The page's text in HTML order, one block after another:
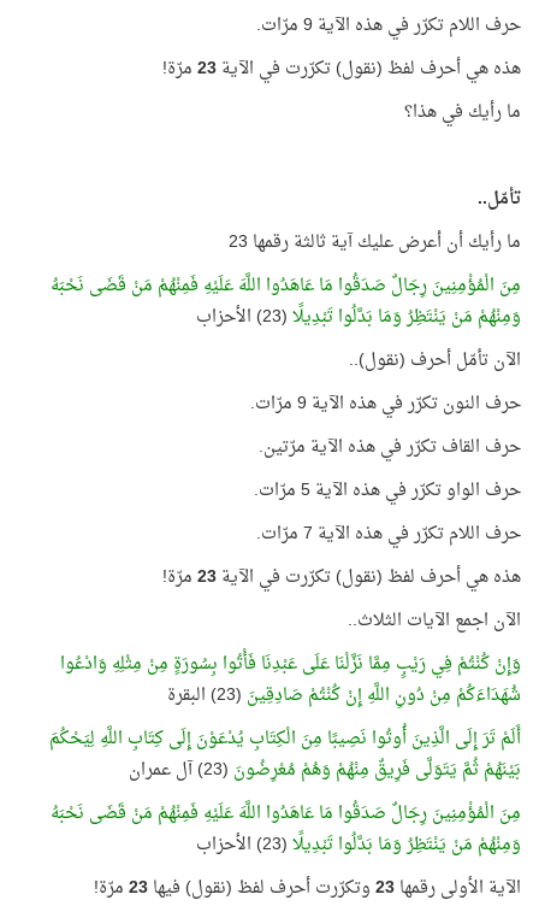
حرف اللام تكرّر في هذه الآية 9 مرّات.
هذه هي أحرف لفظ (نقول) تكرّرت في الآية23مرّة!
ما رأيك في هذا؟
تأمّل..
ما رأيك أن أعرض عليك آية ثالثة رقمها 23
مِنَ الْمُؤْمِنِينَ رِجَالٌ صَدَقُوا مَا عَاهَدُوا اللَّهَ عَلَيْهِ فَمِنْهُمْ مَنْ قَضَى نَحْبَهُ
وَمِنْهُمْ مَنْ يَنْتَظِرُ وَمَا بَدَّلُوا تَبْدِيلًا(23) الأحزاب
الآن تأمّل أحرف (نقول)..
حرف النون تكرّر في هذه الآية 9 مرّات.
حرف القاف تكرّر في هذه الآية مرّتين.
حرف الواو تكرّر في هذه الآية 5 مرّات.
حرف اللام تكرّر في هذه الآية 7 مرّات.
هذه هي أحرف لفظ (نقول) تكرّرت في الآية23مرّة!
الآن اجمع الآيات الثلاث..
وَإِنْ كُنْتُمْ فِي رَيْبٍ مِمَّا نَزَّلْنَا عَلَى عَبْدِنَا فَأْتُوا بِسُورَةٍ مِنْ مِثْلِهِ وَادْعُوا
شُهَدَاءَكُمْ مِنْ دُونِ اللَّهِ إِنْ كُنْتُمْ صَادِقِينَ (23) البقرة
أَلَمْ تَرَ إِلَى الَّذِينَ أُوتُوا نَصِيبًا مِنَ الْكِتَابِ يُدْعَوْنَ إِلَى كِتَابِ اللَّهِ لِيَحْكُمَ
بَيْنَهُمْ ثُمَّ يَتَوَلَّى فَرِيقٌ مِنْهُمْ وَهُمْ مُعْرِضُونَ (23) آل عمران
مِنَ الْمُؤْمِنِينَ رِجَالٌ صَدَقُوا مَا عَاهَدُوا اللَّهَ عَلَيْهِ فَمِنْهُمْ مَنْ قَضَى نَحْبَهُ
وَمِنْهُمْ مَنْ يَنْتَظِرُ وَمَا بَدَّلُوا تَبْدِيلًا(23) الأحزاب
الآية الأولى رقمها23وتكرّرت أحرف لفظ (نقول) فيها23مرّة!